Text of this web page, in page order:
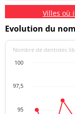
Villes où
Evolution du
Nombre de dentistes
95
97,5
100